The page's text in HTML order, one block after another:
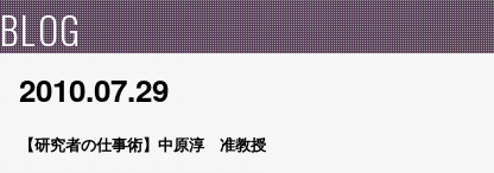
BLOG
2010.07.29
【研究者の仕事術】中原淳 准教授